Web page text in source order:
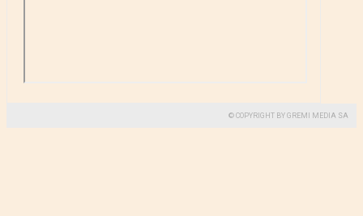
© COPYRIGHT BY GREMI MEDIA SA